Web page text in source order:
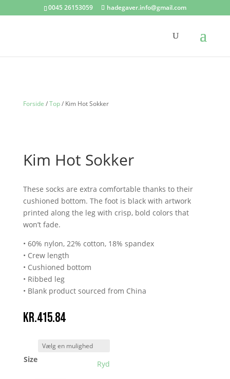
0045 26153059 hadegaver.info@gmail.com
Forside /Top/ Kim Hot Sokker
Kim Hot Sokker
These socks are extra comfortable thanks to their
cushioned bottom. The foot is black with artwork
printed along the leg with crisp, bold colors that
won’t fade.
• 60% nylon, 22% cotton, 18% spandex
• Crew length
• Cushioned bottom
• Ribbed leg
• Blank product sourced from China
kr.415.84
Size Ryd